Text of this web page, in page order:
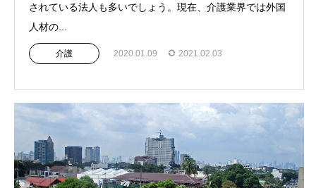
されている法人も多いでしょう。現在、介護業界では外国
人材の...
介護 2020.01.09 2021.02.03